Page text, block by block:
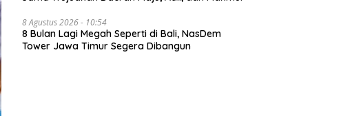
8 Agustus 2026 - 10:54
8 Bulan Lagi Megah Seperti di Bali, NasDem
Tower Jawa Timur Segera Dibangun